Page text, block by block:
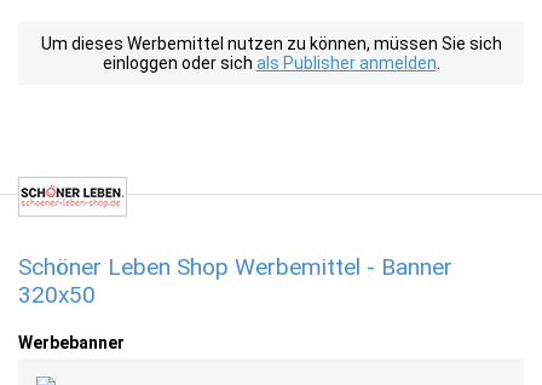
Um dieses Werbemittel nutzen zu können, müssen Sie sich
einloggen oder sich als Publisher anmelden
Schöner Leben Shop Werbemittel - Banner
320x50
Werbebanner